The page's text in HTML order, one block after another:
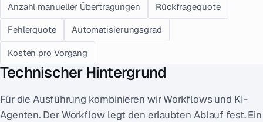
Anzahl manueller Übertragungen Rückfragequote
Fehlerquote Automatisierungsgrad
Kosten pro Vorgang
Technischer Hintergrund
Für die Ausführung kombinieren wir Workflows und KI-
Agenten. Der Workflow legt den erlaubten Ablauf fest. Ein